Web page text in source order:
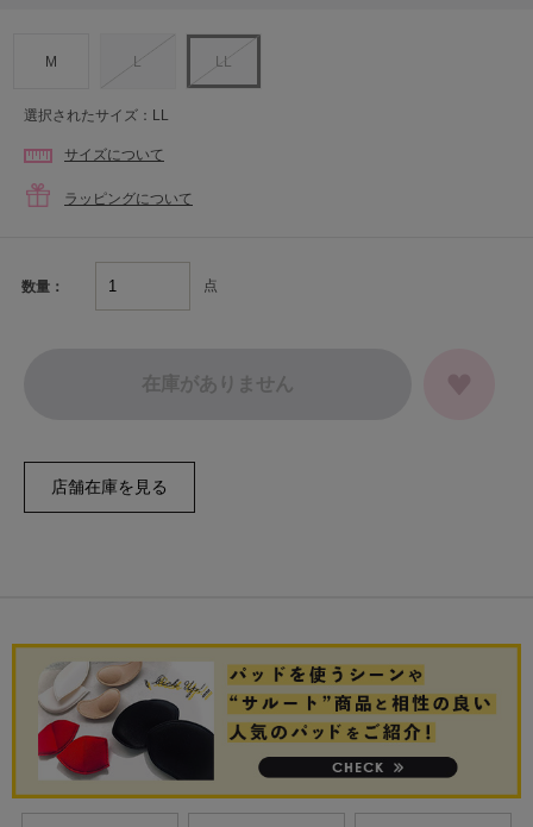
M L LL
選択されたサイズ：LL
サイズについて
ラッピングについて
数量： 点
在庫がありません